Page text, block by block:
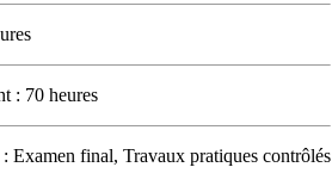
: 70 heures
Examen final, Travaux pratiques contrôlés